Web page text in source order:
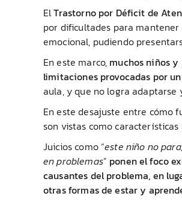
ElTrastorno por Déficit de
por dificultades para
emocional, pudiendo
En este marco, muchos niños
limitaciones provocadas por
aula, y que no logra
En este desajuste entre cómo
son vistas como
Juicios como “este niño no
en problemas” ponen el foco
causantes del problema, en
otras formas de estar y